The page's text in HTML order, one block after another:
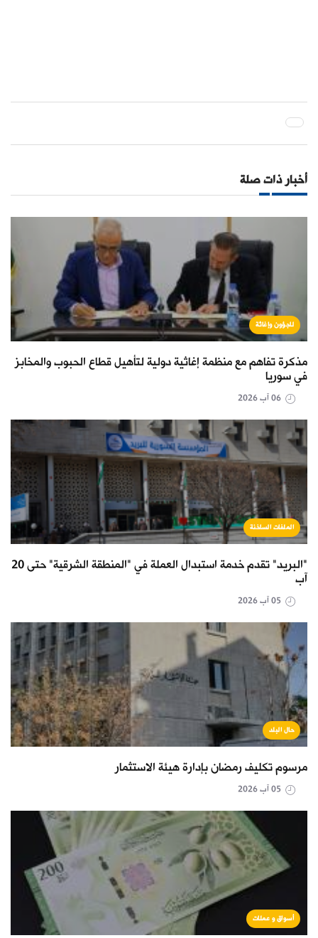
أخبار ذات صلة
لاجؤون وإغاثة
مذكرة تفاهم مع منظمة إغاثية دولية لتأهيل قطاع الحبوب والمخابز
في سوريا
الملفات الساخنة
"البريد" تقدم خدمة استبدال العملة في "المنطقة الشرقية" حتى 20
آب
حال البلد
مرسوم تكليف رمضان بإدارة هيئة الاستثمار
أسواق و عملات